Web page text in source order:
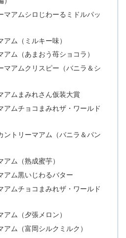
マアムシロじわーるミドルパッ
アム（ミルキー味）
アム（あまおう苺ショコラ）
マアムクリスピー（バニラ＆シ
アムまみれさん仮装大賞
アムチョコまみれザ・ワールド
ントリーマアム（バニラ＆パン
アム（熟成蜜芋）
アム黒いじわるバター
アムチョコまみれザ・ワールド
アム（夕張メロン）
アム（富岡シルクミルク）